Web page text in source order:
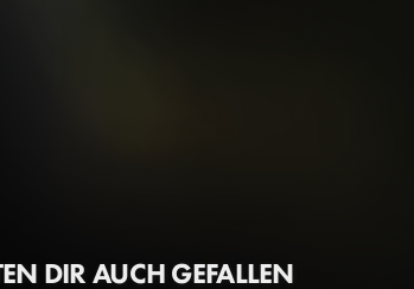
DIR AUCH GEFALLEN